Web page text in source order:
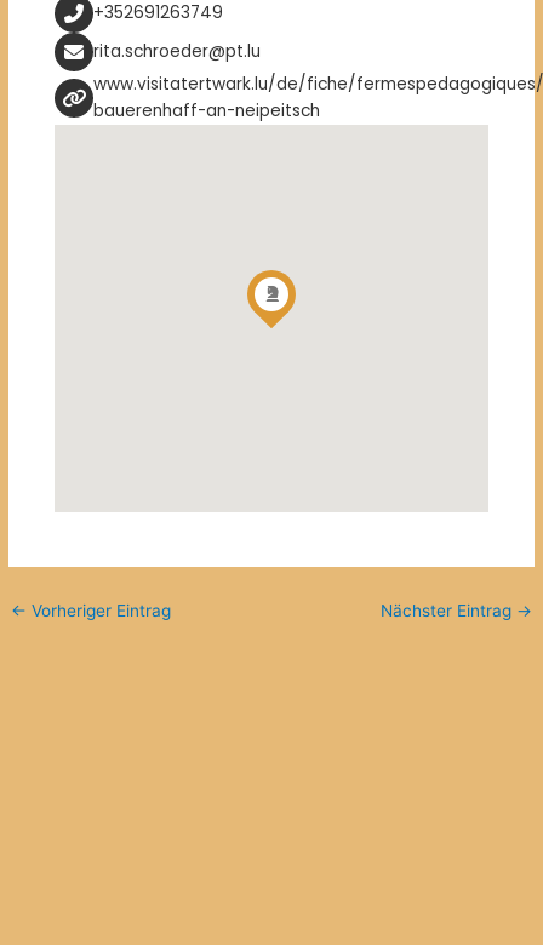
+352691263749
rita.schroeder@pt.lu
www.visitatertwark.lu/de/fiche/
bauerenhaff-an-neipeitsch
← Vorheriger Eintrag Nächster Eintrag →